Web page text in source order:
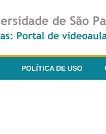
POLÍTICA DE USO